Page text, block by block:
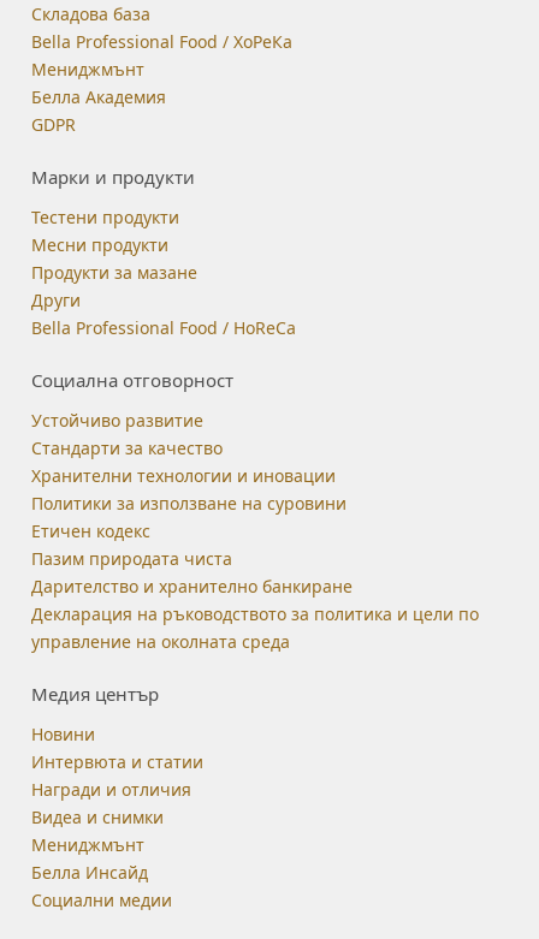
Складова база
Bella Professional Food / ХоРеКа
Мениджмънт
Белла Академия
GDPR
Марки и продукти
Тестени продукти
Месни продукти
Продукти за мазане
Други
Bella Professional Food / HoReCa
Социална отговорност
Устойчиво развитие
Стандарти за качество
Хранителни технологии и иновации
Политики за използване на суровини
Етичен кодекс
Пазим природата чиста
Дарителство и хранително банкиране
Декларация на ръководството за политика и цели по
управление на околната среда
Медия център
Новини
Интервюта и статии
Награди и отличия
Видеа и снимки
Мениджмънт
Белла Инсайд
Социални медии